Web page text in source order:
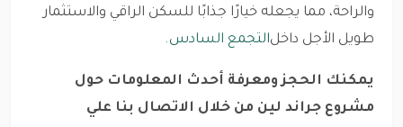
والراحة، مما يجعله خيارًا جذابًا للسكن الراقي والاستثمار
طويل الأجل داخلالتجمع السادس.
يمكنك الحجز ومعرفة أحدث المعلومات حول
مشروع جراند لين من خلال الاتصال بنا علي